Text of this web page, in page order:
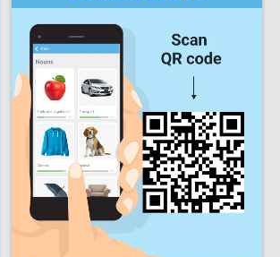
Mi
S D
Progresul zilnic
Progresul lunar